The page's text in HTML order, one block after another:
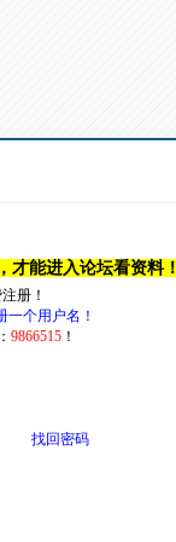
才能进入论坛看资料！
册！
个用户名！
9866515！
找回密码